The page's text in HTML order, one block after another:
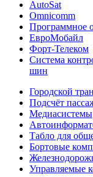
AutoSat
Omnicomm
Программное
ЕвроМобайл
Форт-Телеком
Система
шин
Городской
Подсчёт
Медиасистемы
Табло для
Бортовые
Управляемые